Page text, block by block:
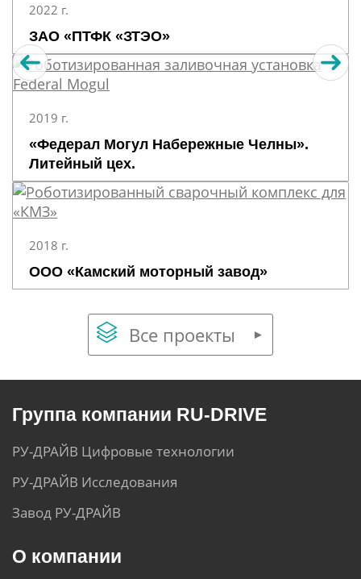
2022 г.
ЗАО «ПТФК «ЗТЭО»
2019 г.
«Федерал Могул Набережные Челны».
Литейный цех.
2018 г.
ООО «Камский моторный завод»
Все проекты
Группа компании RU-DRIVE
РУ-ДРАЙВ Цифровые технологии
РУ-ДРАЙВ Исследования
Завод РУ-ДРАЙВ
О компании